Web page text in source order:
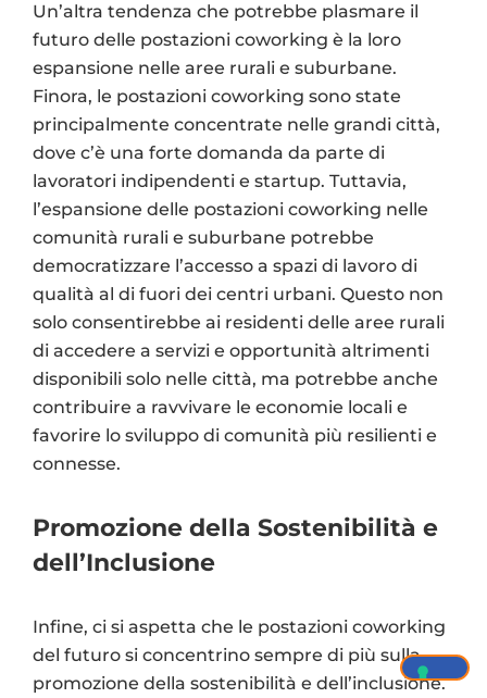
Un’altra tendenza che potrebbe plasmare il
futuro delle postazioni coworking è la loro
espansione nelle aree rurali e suburbane.
Finora, le postazioni coworking sono state
principalmente concentrate nelle grandi città,
dove c’è una forte domanda da parte di
lavoratori indipendenti e startup. Tuttavia,
l’espansione delle postazioni coworking nelle
comunità rurali e suburbane potrebbe
democratizzare l’accesso a spazi di lavoro di
qualità al di fuori dei centri urbani. Questo non
solo consentirebbe ai residenti delle aree rurali
di accedere a servizi e opportunità altrimenti
disponibili solo nelle città, ma potrebbe anche
contribuire a ravvivare le economie locali e
favorire lo sviluppo di comunità più resilienti e
connesse.
Promozione della Sostenibilità e
dell’Inclusione
Infine, ci si aspetta che le postazioni coworking
del futuro si concentrino sempre di più sulla
promozione della sostenibilità e dell’inclusione.